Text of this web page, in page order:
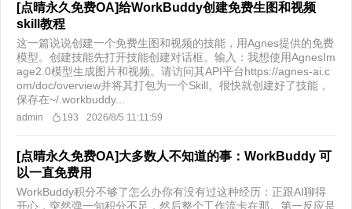
[点晴永久免费OA]给WorkBuddy创建免费生图和视频
skill教程
这一篇说说创建一个免费生图和视频的技能，用Agnes提供的免费
模型。创建技能先打开技能创建对话框。输入：我想使用AgnesIm
age2.0模型生成图片和视频。请访问其API平台https://agnes-ai.c
om/doc/overview并将其打包为一个Skill。很快就创建好了技能，
保存在~/.workbuddy...
admin 193 2026/8/5 11:11:59
[点晴永久免费OA]大多数人不知道的事：WorkBuddy 可
以一直免费用
WorkBuddy积分不够了怎么办你有没有过这种经历：正跟AI聊得
开心，突然弹一句积分不足，然后整个工作流卡在那。第一反应是